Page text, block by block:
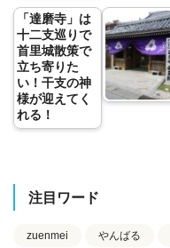
「達磨寺」は
十二支巡りで
首里城散策で
立ち寄りた
い！干支の神
様が迎えてく
れる！
注目ワード
zuenmei やんばる